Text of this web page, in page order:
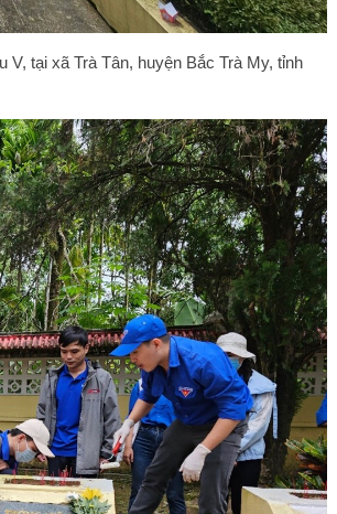
tại xã Trà Tân, huyện Bắc Trà My, tỉnh